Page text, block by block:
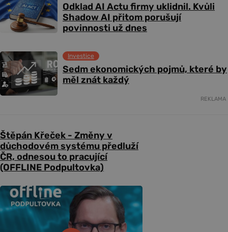
Odklad AI Actu firmy uklidnil. Kvůli
Shadow AI přitom porušují
povinnosti už dnes
Sedm ekonomických pojmů, které by
měl znát každý
Investice
REKLAMA
Štěpán Křeček - Změny v
důchodovém systému předluží
ČR, odnesou to pracující
(OFFLINE Podpultovka)